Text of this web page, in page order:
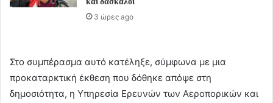
3 ώρες ago
Στο συμπέρασμα αυτό κατέληξε, σύμφωνα με μια
προκαταρκτική έκθεση που δόθηκε απόψε στη
δημοσιότητα, η Υπηρεσία Ερευνών των Αεροπορικών και